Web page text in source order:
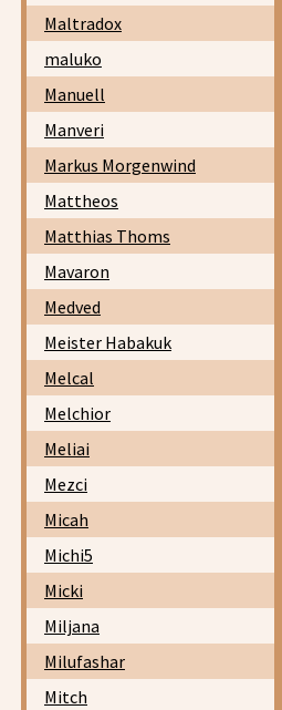
Maltradox
maluko
Manuell
Manveri
Markus Morgenwind
Mattheos
Matthias Thoms
Mavaron
Medved
Meister Habakuk
Melcal
Melchior
Meliai
Mezci
Micah
Michi5
Micki
Miljana
Milufashar
Mitch